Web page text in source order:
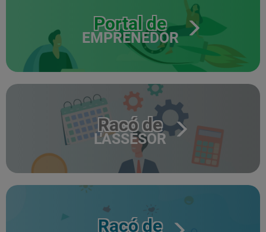
Portal de
EMPRENEDOR
Racó de
L'ASSESOR
Racó de